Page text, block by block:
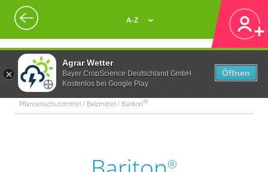
Agrar Wetter
Bayer CropScience Deutschland GmbH
Kostenlos bei Google Play
Öffnen
A-Z
Pflanzenschutzmittel / Beizmittel / Bariton®
®